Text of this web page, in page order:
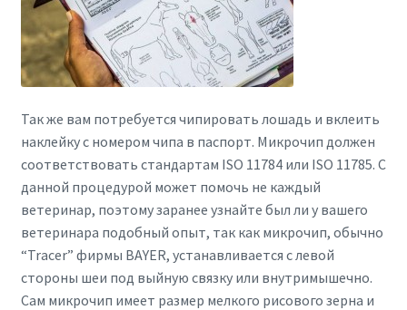
Так же вам потребуется чипировать лошадь и вклеить
наклейку с номером чипа в паспорт. Микрочип должен
соответствовать стандартам ISO 11784 или ISO 11785. С
данной процедурой может помочь не каждый
ветеринар, поэтому заранее узнайте был ли у вашего
ветеринара подобный опыт, так как микрочип, обычно
“Tracer” фирмы BAYER, устанавливается с левой
стороны шеи под выйную связку или внутримышечно.
Сам микрочип имеет размер мелкого рисового зерна и